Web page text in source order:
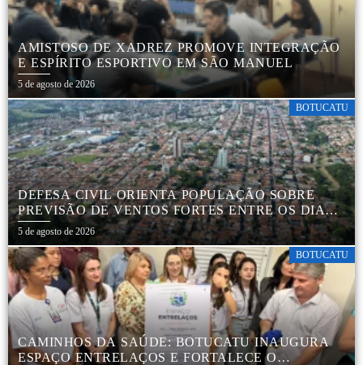
AMISTOSO DE XADREZ PROMOVE INTEGRAÇÃO
E ESPÍRITO ESPORTIVO EM SÃO MANUEL
5 de agosto de 2026
BOTUCATU
DEFESA CIVIL ORIENTA POPULAÇÃO SOBRE
PREVISÃO DE VENTOS FORTES ENTRE OS DIAS 6
E 9 DE AGOSTO
5 de agosto de 2026
BOTUCATU
CAMINHOS DA SAÚDE: BOTUCATU INAUGURA
ESPAÇO ENTRELAÇOS E FORTALECE O